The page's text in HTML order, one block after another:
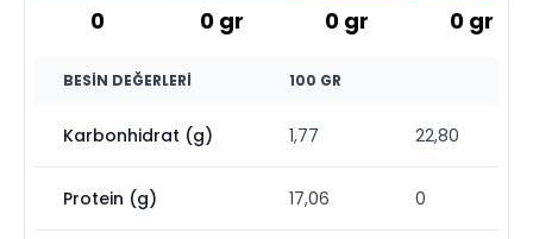
0 0 gr 0 gr 0 gr
BESIN DEĞERLERI 100 GR
Karbonhidrat (g) 1,77 22,80
Protein (g) 17,06 0